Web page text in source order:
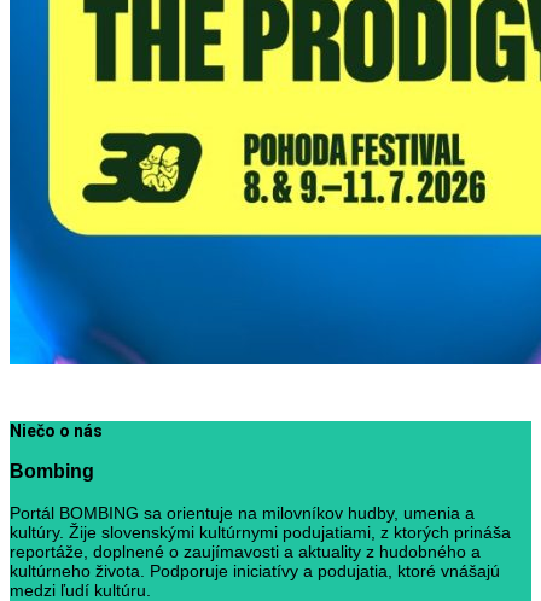
Niečo o nás
Bombing
Portál BOMBING sa orientuje na milovníkov hudby, umenia a
kultúry. Žije slovenskými kultúrnymi podujatiami, z ktorých prináša
reportáže, doplnené o zaujímavosti a aktuality z hudobného a
kultúrneho života. Podporuje iniciatívy a podujatia, ktoré vnášajú
medzi ľudí kultúru.